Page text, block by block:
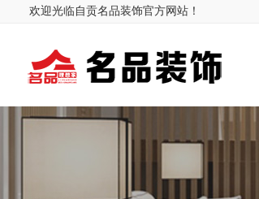
欢迎光临自贡名品装饰官方网站！